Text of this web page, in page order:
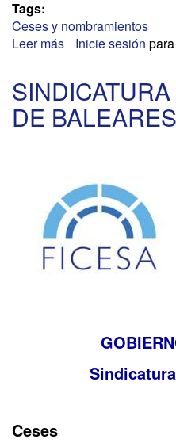
Tags:
Ceses y nombramientos
Leer más sobre
CATALUNYA
Inicie sesión
DE BALEARES
Ceses